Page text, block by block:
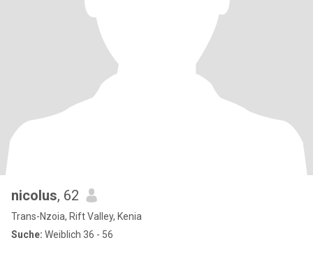
nicolus, 62
Trans-Nzoia, Rift Valley, Kenia
Suche: Weiblich 36 - 56